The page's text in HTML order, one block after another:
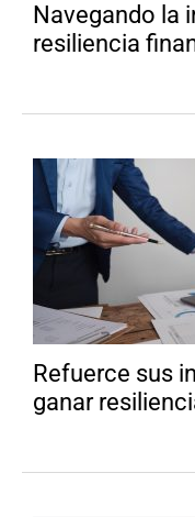
Navegando la
resiliencia
Refuerce sus
ganar